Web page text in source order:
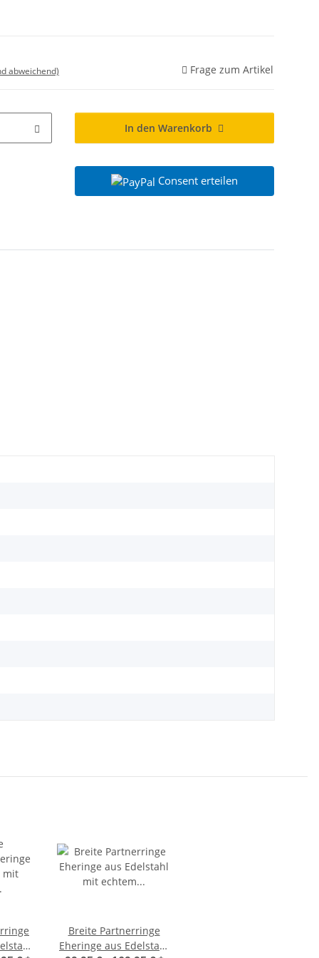
abweichend) Frage zum Artikel
In den Warenkorb
Consent erteilen
Breite Partnerringe
Eheringe aus Edelstahl